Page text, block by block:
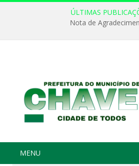
ÚLTIMAS
Nota de
MENU